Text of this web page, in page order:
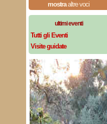
mostraaltre voci
ultimi eventi
Tutti gli Eventi
Visite guidate